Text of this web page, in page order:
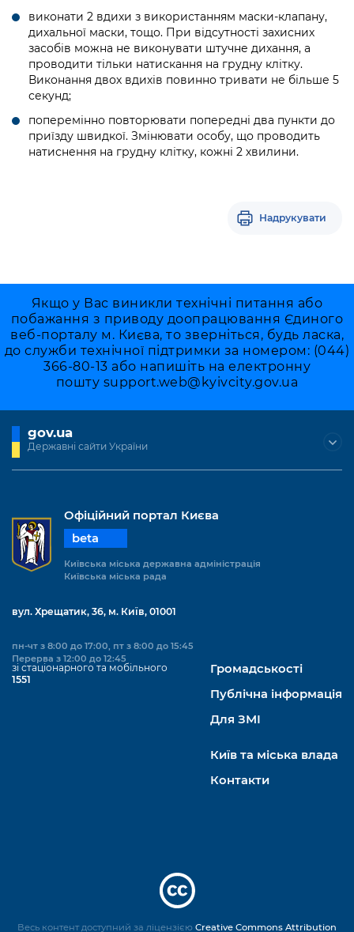
виконати 2 вдихи з використанням маски-клапану,
дихальної маски, тощо. При відсутності захисних
засобів можна не виконувати штучне дихання, а
проводити тільки натискання на грудну клітку.
Виконання двох вдихів повинно тривати не більше 5
секунд;
поперемінно повторювати попередні два пункти до
приїзду швидкої. Змінювати особу, що проводить
натиснення на грудну клітку, кожні 2 хвилини.
Надрукувати
Якщо у Вас виникли технічні питання або
побажання з приводу доопрацювання Єдиного
веб-порталу м. Києва, то зверніться, будь ласка,
до служби технічної підтримки за номером: (044)
366-80-13 або напишіть на електронну
пошту support.web@kyivcity.gov.ua
gov.ua
Державні сайти України
Офіційний портал Києва
beta
Київська міська державна адміністрація
Київська міська рада
вул. Хрещатик, 36, м. Київ, 01001
пн-чт з 8:00 до 17:00, пт з 8:00 до 15:45
Перерва з 12:00 до 12:45
зі стаціонарного та мобільного
1551
Громадськості
Публічна інформація
Для ЗМІ
Київ та міська влада
Контакти
Весь контент доступний за ліцензією Creative Commons Attribution